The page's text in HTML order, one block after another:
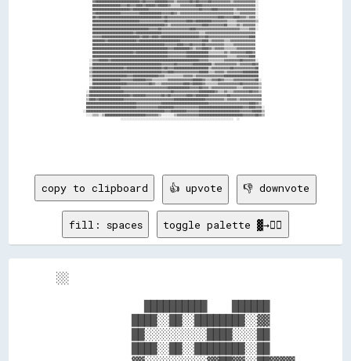
copy to clipboard 👍 upvote 👎 downvote
fill: spaces toggle palette ▓→✊🏽
░░
            ████░░██░░████████░░▓▓
            ██░░░░░░░░░░████░░░░██
            ████░░██░░████████░░██